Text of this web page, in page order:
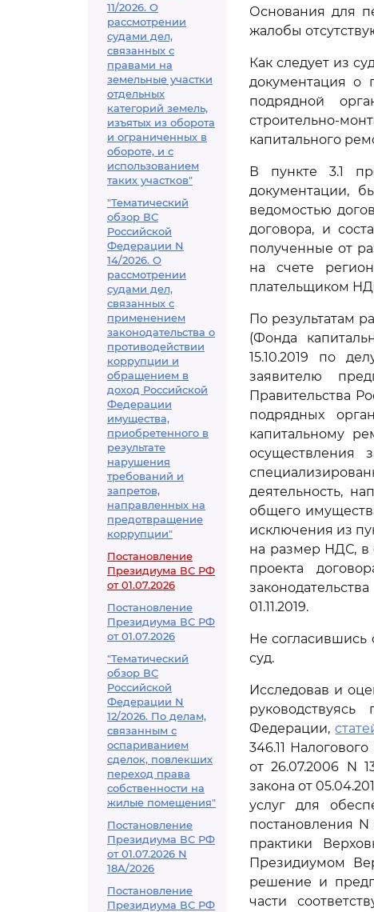
11/2026. О
рассмотрении
судами дел,
связанных с
правами на
земельные участки
отдельных
категорий земель,
изъятых из оборота
и ограниченных в
обороте, и с
использованием
таких участков"
"Тематический
обзор ВС
Российской
Федерации N
14/2026. О
рассмотрении
судами дел,
связанных с
применением
законодательства о
противодействии
коррупции и
обращением в
доход Российской
Федерации
имущества,
приобретенного в
результате
нарушения
требований и
запретов,
направленных на
предотвращение
коррупции"
Постановление
Президиума ВС РФ
от 01.07.2026
Постановление
Президиума ВС РФ
от 01.07.2026
"Тематический
обзор ВС
Российской
Федерации N
12/2026. По делам,
связанным с
оспариванием
сделок, повлекших
переход права
собственности на
жилые помещения"
Постановление
Президиума ВС РФ
от 01.07.2026 N
18А/2026
Постановление
Президиума ВС РФ
Основания для
жалобы
Как следует из
документация о
подрядной
строительно-
капитального
В пункте 3.1
документации,
ведомостью
договора, и
полученные от
на счете
плательщиком
По результатам
(Фонда
15.10.2019 по
заявителю
Правительства
подрядных
капитальному
осуществления
деятельность,
общего
исключения из
на размер НДС, в
проекта
01.11.2019.
Не
суд.
Исследовав и
Федерации,
346.11
от 26.07.2006 N
закона от
услуг для
постановления
практики
Президиумом
решение и
части